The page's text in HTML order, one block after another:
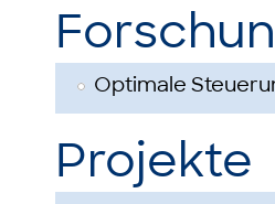
Optimale
Projekte